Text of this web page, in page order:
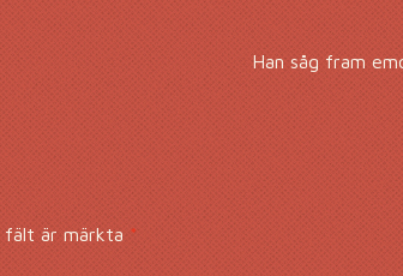
Han såg fram
fält är märkta*